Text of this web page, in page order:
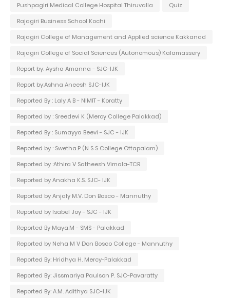
Pushpagiri Medical College Hospital Thiruvalla
Quiz
Rajagiri Business School Kochi
Rajagiri College of Management and Applied science Kakkanad
Rajagiri College of Social Sciences (Autonomous) Kalamassery
Report by: Aysha Amanna - SJC-IJK
Report by:Ashna Aneesh SJC-IJK
Reported By : Laly A B - NIMIT - Koratty
Reported by : Sreedevi K (Mercy College Palakkad)
Reported By : Sumayya Beevi - SJC - IJK
Reported by : Swetha.P (N S S College Ottapalam)
Reported by :Athira V Satheesh Vimala-TCR
Reported by Anakha K.S. SJC- IJK
Reported by Anjaly M.V. Don Bosco - Mannuthy
Reported by Isabel Joy - SJC - IJK
Reported By Maya.M - SMS - Palakkad
Reported by Neha M V Don Bosco College - Mannuthy
Reported By: Hridhya H. Mercy-Palakkad
Reported By: Jissmariya Paulson P. SJC-Pavaratty
Reported By: A.M. Adithya SJC-IJK